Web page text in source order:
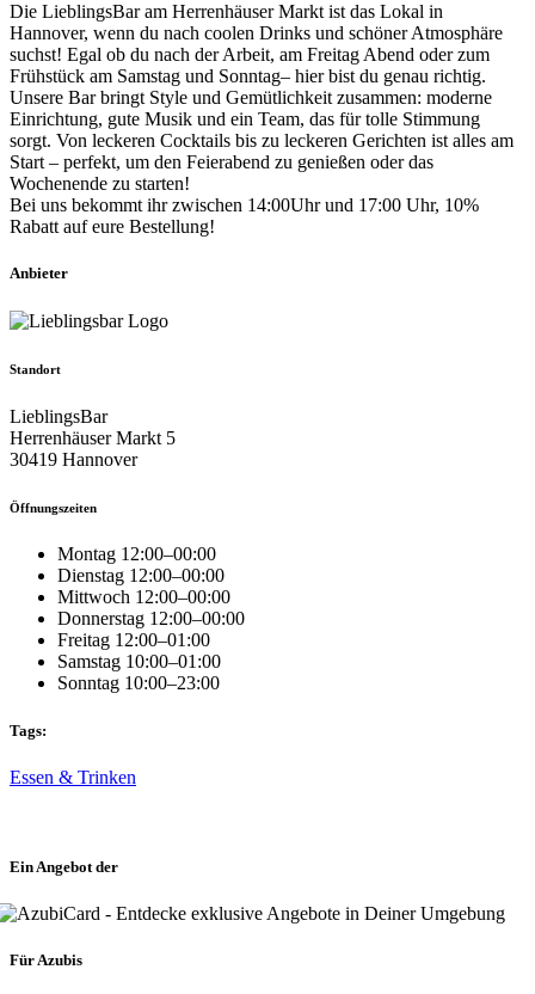
Die LieblingsBar am Herrenhäuser Markt ist das Lokal in
Hannover, wenn du nach coolen Drinks und schöner Atmosphäre
suchst! Egal ob du nach der Arbeit, am Freitag Abend oder zum
Frühstück am Samstag und Sonntag– hier bist du genau richtig.
Unsere Bar bringt Style und Gemütlichkeit zusammen: moderne
Einrichtung, gute Musik und ein Team, das für tolle Stimmung
sorgt. Von leckeren Cocktails bis zu leckeren Gerichten ist alles am
Start – perfekt, um den Feierabend zu genießen oder das
Wochenende zu starten!
Bei uns bekommt ihr zwischen 14:00Uhr und 17:00 Uhr, 10%
Rabatt auf eure Bestellung!
Anbieter
Standort
LieblingsBar
Herrenhäuser Markt 5
30419 Hannover
Öffnungszeiten
Montag 12:00–00:00
Dienstag 12:00–00:00
Mittwoch 12:00–00:00
Donnerstag 12:00–00:00
Freitag 12:00–01:00
Samstag 10:00–01:00
Sonntag 10:00–23:00
Tags:
Essen & Trinken
Ein Angebot der
Für Azubis